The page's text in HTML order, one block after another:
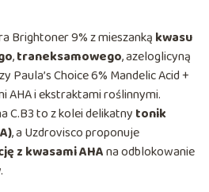
Brightoner 9% z mieszanką kwasu
,traneksamowego, azeloglicyną
Paula’s Choice 6% Mandelic Acid +
AHA i ekstraktami roślinnymi.
C.B3 to z kolei delikatny tonik
, a Uzdrovisco proponuje
z kwasami AHAna odblokowanie